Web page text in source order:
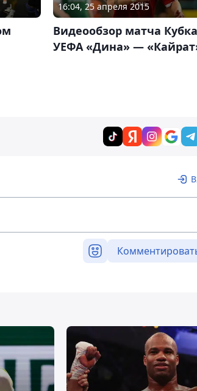
16:04, 25 апреля 2015
Видеообзор матча Кубка
УЕФА «Дина» —